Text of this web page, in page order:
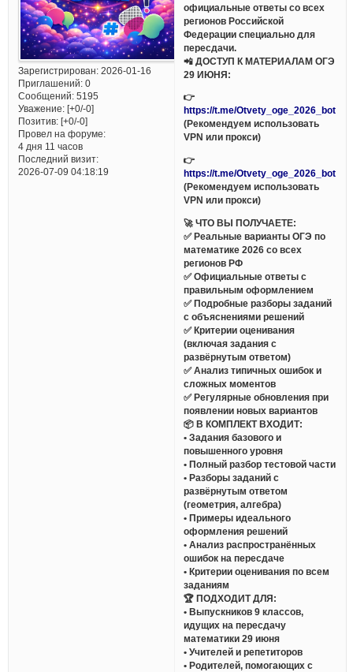
Зарегистрирован: 2026-01-16
Приглашений:0
Сообщений:5195
Уважение: [+0/-0]
Позитив: [+0/-0]
Провел на форуме:
4 дня 11 часов
Последний визит:
2026-07-09 04:18:19
официальные ответы со всех
регионов Российской
Федерации специально для
пересдачи.
📲 ДОСТУП К МАТЕРИАЛАМ ОГЭ
29 ИЮНЯ:
👉
https://t.me/Otvety_oge_2026_bot
(Рекомендуем использовать
VPN или прокси)
👉
https://t.me/Otvety_oge_2026_bot
(Рекомендуем использовать
VPN или прокси)
🚀 ЧТО ВЫ ПОЛУЧАЕТЕ:
✅ Реальные варианты ОГЭ по
математике 2026 со всех
регионов РФ
✅ Официальные ответы с
правильным оформлением
✅ Подробные разборы заданий
с объяснениями решений
✅ Критерии оценивания
(включая задания с
развёрнутым ответом)
✅ Анализ типичных ошибок и
сложных моментов
✅ Регулярные обновления при
появлении новых вариантов
📦 В КОМПЛЕКТ ВХОДИТ:
• Задания базового и
повышенного уровня
• Полный разбор тестовой части
• Разборы заданий с
развёрнутым ответом
(геометрия, алгебра)
• Примеры идеального
оформления решений
• Анализ распространённых
ошибок на пересдаче
• Критерии оценивания по всем
заданиям
🏆 ПОДХОДИТ ДЛЯ:
• Выпускников 9 классов,
идущих на пересдачу
математики 29 июня
• Учителей и репетиторов
• Родителей, помогающих с